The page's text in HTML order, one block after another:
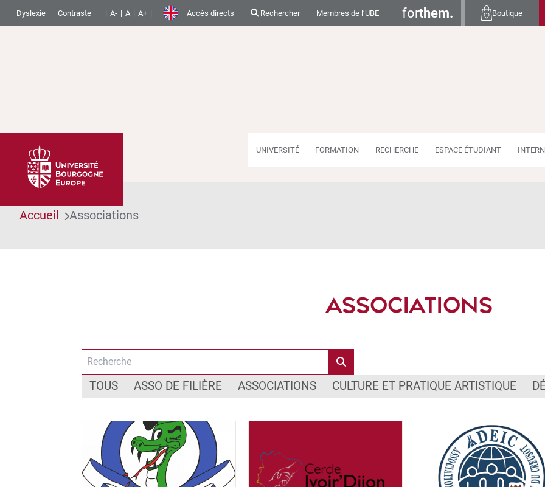
Dyslexie Contraste A- A A+ Accès directs Rechercher Membres de l’UBE forthem. Boutique
UNIVERSITÉ FORMATION RECHERCHE ESPACE ÉTUDIANT
Accueil Associations
ASSOCIATIONS
TOUS ASSO DE FILIÈRE ASSOCIATIONS CULTURE ET PRATIQUE ARTISTIQUE